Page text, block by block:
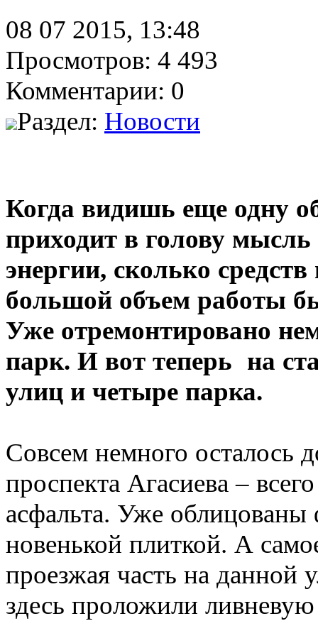
08 07 2015, 13:48
Просмотров: 4 493
Комментарии: 0
Раздел: Новости
Когда видишь еще одну
приходит в голову
энергии, сколько
большой объем работы
Уже отремонтировано
парк. И вот теперь на
улиц и четыре парка.
Совсем немного осталось
проспекта Агасиева –
асфальта. Уже
новенькой плиткой. А
проезжая часть на данной
здесь проложили